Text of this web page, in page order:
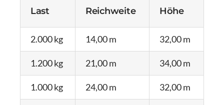
Last Reichweite Höhe
2.000 kg 14,00 m 32,00 m
1.200 kg 21,00 m 34,00 m
1.000 kg 24,00 m 32,00 m